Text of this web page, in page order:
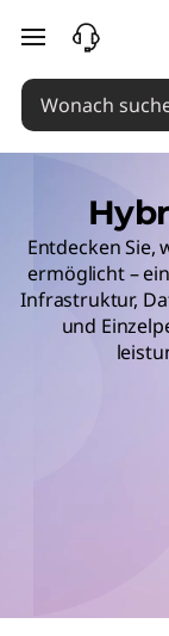
zum
Entdecken Sie,
ermöglicht –
Infrastruktur,
und